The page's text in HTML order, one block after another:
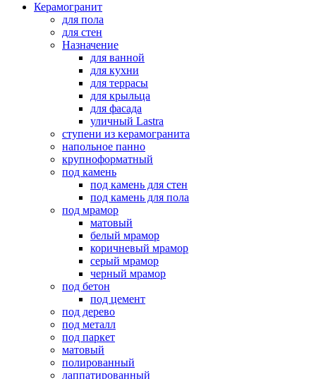
Керамогранит
для пола
для стен
Назначение
для ванной
для кухни
для террасы
для крыльца
для фасада
уличный Lastra
ступени из керамогранита
напольное панно
крупноформатный
под камень
под камень для стен
под камень для пола
под мрамор
матовый
белый мрамор
коричневый мрамор
серый мрамор
черный мрамор
под бетон
под цемент
под дерево
под металл
под паркет
матовый
полированный
лаппатированный